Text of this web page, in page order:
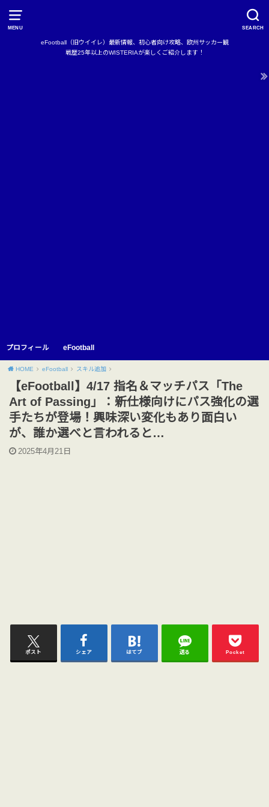
MENU SEARCH
eFootball（旧ウイイレ）最新情報、初心者向け攻略、欧州サッカー観
戦歴25年以上のWISTERIAが楽しくご紹介します！
プロフィール eFootball
HOME eFootball スキル追加
【eFootball】4/17 指名＆マッチパス「The
Art of Passing」：新仕様向けにパス強化の選
手たちが登場！興味深い変化もあり面白い
が、誰か選べと言われると…
2025年4月21日
ポスト シェア はてブ 送る Pocket